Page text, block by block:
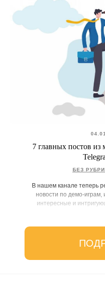
7 главных постов
БЕЗ
В нашем канале теперь
новости по демо-
интересные и